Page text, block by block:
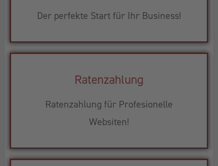
Der perfekte Start für Ihr Business!
Ratenzahlung
Ratenzahlung für Profesionelle
Websiten!